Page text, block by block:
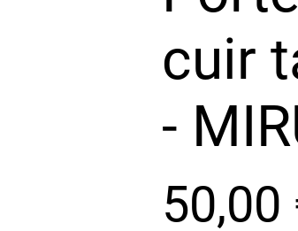
cuir
-
50,00